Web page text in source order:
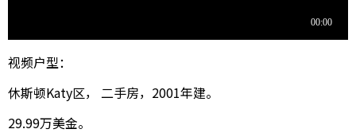
视频户型：
休斯顿Katy区， 二手房，2001年建。
29.99万美金。